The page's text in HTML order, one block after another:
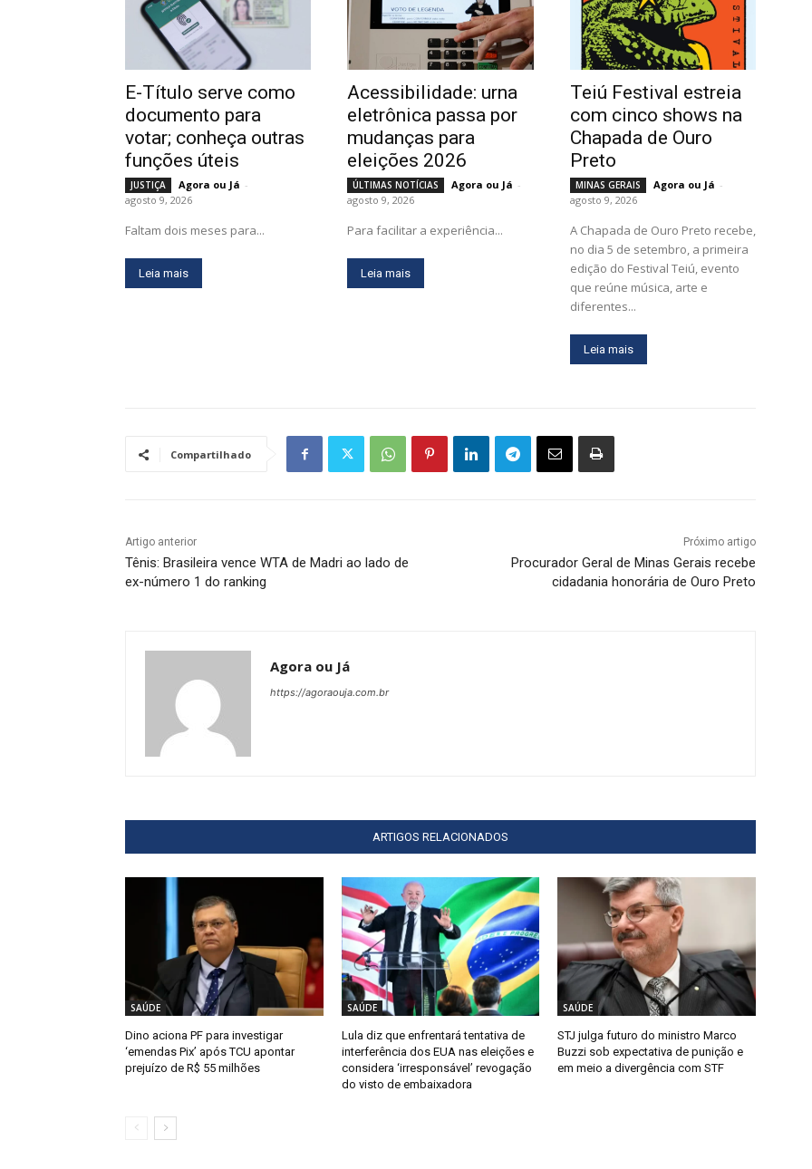
E-Título serve como
documento para
votar; conheça outras
funções úteis
JUSTIÇA Agora ou Já -
agosto 9, 2026
Faltam dois meses para...
Leia mais
Acessibilidade: urna
eletrônica passa por
mudanças para
eleições 2026
ÚLTIMAS NOTÍCIAS Agora ou Já -
agosto 9, 2026
Para facilitar a experiência...
Leia mais
Teiú Festival estreia
com cinco shows na
Chapada de Ouro
Preto
MINAS GERAIS Agora ou Já -
agosto 9, 2026
A Chapada de Ouro Preto recebe,
no dia 5 de setembro, a primeira
edição do Festival Teiú, evento
que reúne música, arte e
diferentes...
Leia mais
Compartilhado
Artigo anterior
Tênis: Brasileira vence WTA de Madri ao lado de
ex-número 1 do ranking
Próximo artigo
Procurador Geral de Minas Gerais recebe
cidadania honorária de Ouro Preto
Agora ou Já
https://agoraouja.com.br
ARTIGOS RELACIONADOS
SAÚDE
Dino aciona PF para investigar
‘emendas Pix’ após TCU apontar
prejuízo de R$ 55 milhões
SAÚDE
Lula diz que enfrentará tentativa de
interferência dos EUA nas eleições e
considera ‘irresponsável’ revogação
do visto de embaixadora
SAÚDE
STJ julga futuro do ministro Marco
Buzzi sob expectativa de punição e
em meio a divergência com STF